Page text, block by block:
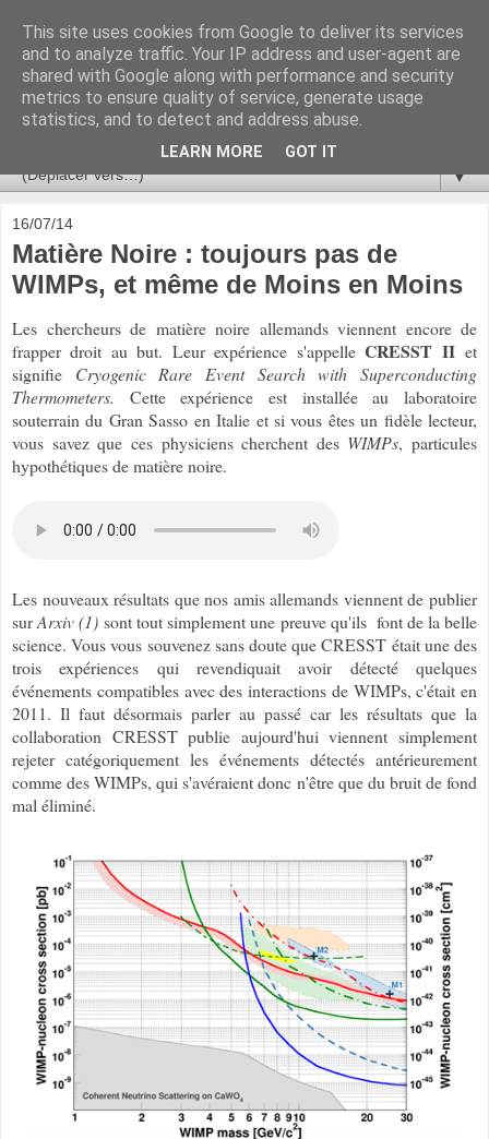
Ça se passe là haut
Astronomie, Astrophysique, Astroparticules, Cosmologie.
L'infini se contemple, indéfiniment. ISSN 2272-5768
▼
16/07/14
Matière Noire : toujours pas de
WIMPs, et même de Moins en Moins
Les chercheurs de matière noire allemands viennent encore de
frapper droit au but. Leur expérience s'appelleCRESST IIet
signifie Cryogenic Rare Event Search with Superconducting
Thermometers. Cette expérience est installée au laboratoire
souterrain du Gran Sasso en Italie et si vous êtes un fidèle lecteur,
vous savez que ces physiciens cherchent des WIMPs, particules
hypothétiques de matière noire.
Les nouveaux résultats que nos amis allemands viennent de publier
surArxiv (1)sont tout simplement une preuve qu'ils font de la belle
science. Vous vous souvenez sans doute que CRESST était une des
trois expériences qui revendiquait avoir détecté quelques
événements compatibles avec des interactions de WIMPs, c'était en
2011. Il faut désormais parler au passé car les résultats que la
collaboration CRESST publie aujourd'hui viennent simplement
rejeter catégoriquement les événements détectés antérieurement
comme des WIMPs, qui s'avéraient donc n'être que du bruit de fond
mal éliminé.
This site uses cookies from Google to deliver its services
and to analyze traffic. Your IP address and user-agent are
shared with Google along with performance and security
metrics to ensure quality of service, generate usage
statistics, and to detect and address abuse.
LEARN MORE GOT IT